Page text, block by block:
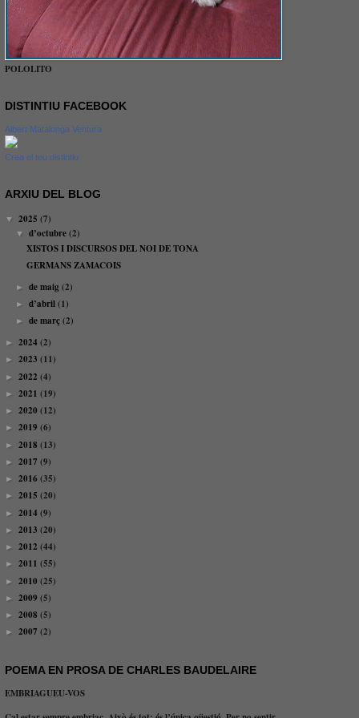
POLOLITO
DISTINTIU FACEBOOK
Albert Matalonga Ventura
Crea el teu distintiu
ARXIU DEL BLOG
▼ 2025 (7)
▼d’octubre(2)
XISTOS I DISCURSOS DEL NOI DE TONA
GERMANS ZAMACOIS
►de maig(2)
►d’abril(1)
►de març(2)
► 2024 (2)
► 2023 (11)
► 2022 (4)
► 2021 (19)
► 2020 (12)
► 2019 (6)
► 2018 (13)
► 2017 (9)
► 2016 (35)
► 2015 (20)
► 2014 (9)
► 2013 (20)
► 2012 (44)
► 2011 (55)
► 2010 (25)
► 2009 (5)
► 2008 (5)
► 2007 (2)
POEMA EN PROSA DE CHARLES BAUDELAIRE
EMBRIAGUEU-VOS